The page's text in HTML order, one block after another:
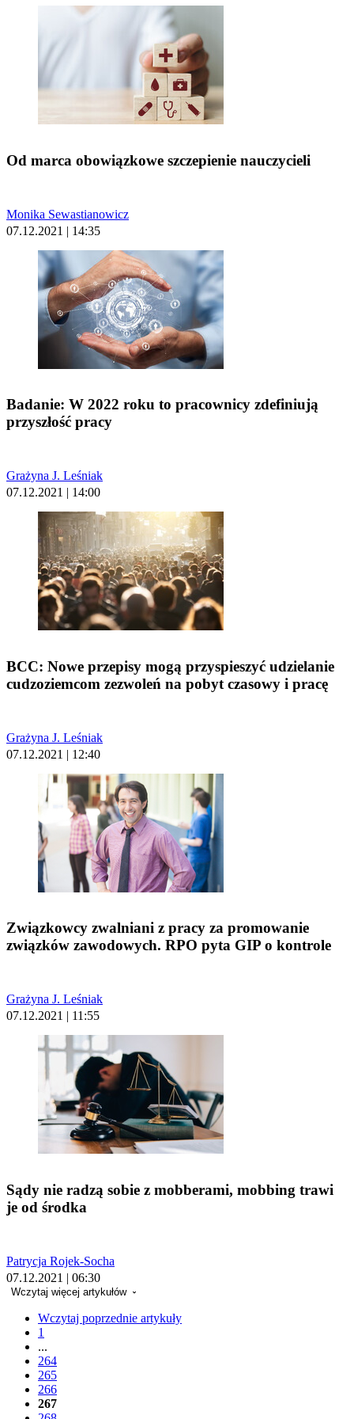
Od marca obowiązkowe szczepienie nauczycieli
Monika Sewastianowicz
07.12.2021 | 14:35
Badanie: W 2022 roku to pracownicy zdefiniują
przyszłość pracy
Grażyna J. Leśniak
07.12.2021 | 14:00
BCC: Nowe przepisy mogą przyspieszyć udzielanie
cudzoziemcom zezwoleń na pobyt czasowy i pracę
Grażyna J. Leśniak
07.12.2021 | 12:40
Związkowcy zwalniani z pracy za promowanie
związków zawodowych. RPO pyta GIP o kontrole
Grażyna J. Leśniak
07.12.2021 | 11:55
Sądy nie radzą sobie z mobberami, mobbing trawi
je od środka
Patrycja Rojek-Socha
07.12.2021 | 06:30
Wczytaj więcej artykułów
Wczytaj poprzednie artykuły
1
...
264
265
266
267